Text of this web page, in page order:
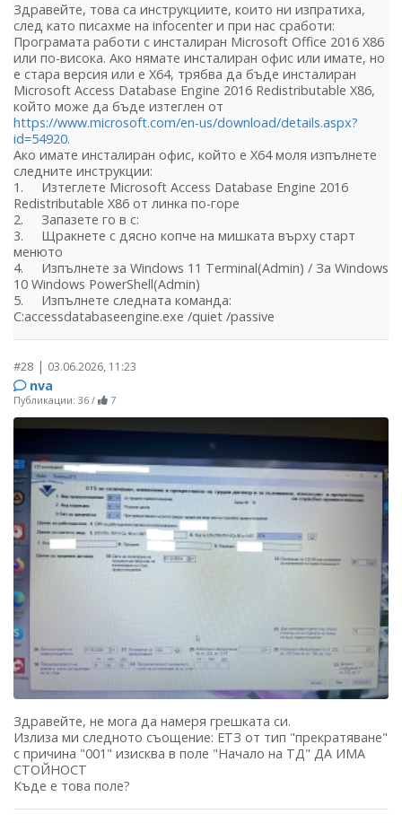
Здравейте, това са инструкциите, които ни изпратиха,
след като писахме на infocenter и при нас сработи:
Програмата работи с инсталиран Microsoft Office 2016 X86
или по-висока. Ако нямате инсталиран офис или имате, но
е стара версия или е X64, трябва да бъде инсталиран
Microsoft Access Database Engine 2016 Redistributable X86,
който може да бъде изтеглен от
https://www.microsoft.com/en-us/download/details.aspx?
id=54920.
Ако имате инсталиран офис, който е X64 моля изпълнете
следните инструкции:
1. Изтеглете Microsoft Access Database Engine 2016
Redistributable X86 от линка по-горе
2. Запазете го в c:
3. Щракнете с дясно копче на мишката върху старт
менюто
4. Изпълнете за Windows 11 Terminal(Admin) / За Windows
10 Windows PowerShell(Admin)
5. Изпълнете следната команда:
C:accessdatabaseengine.exe /quiet /passive
#28 | 03.06.2026, 11:23
nva
Публикации: 36 / 7
Здравейте, не мога да намеря грешката си.
Излиза ми следното съощение: ЕТЗ от тип "прекратяване"
с причина "001" изисква в поле "Начало на ТД" ДА ИМА
СТОЙНОСТ
Къде е това поле?